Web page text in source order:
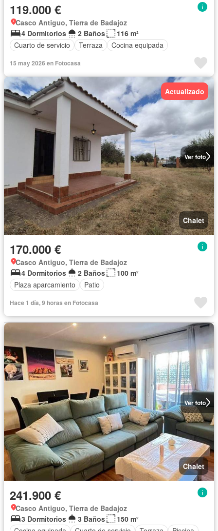
119.000 €
Casco Antiguo, Tierra de Badajoz
4 Dormitorios
2 Baños
116 m²
Cuarto de servicio
Terraza Cocina equipada
15 may 2026 en Fotocasa
Ver foto
Actualizado
Chalet
170.000 €
Casco Antiguo, Tierra de Badajoz
4 Dormitorios
2 Baños
100 m²
Plaza aparcamiento
Patio
Hace 1 día, 9 horas en Fotocasa
Ver foto
Chalet
241.900 €
Casco Antiguo, Tierra de Badajoz
3 Dormitorios
3 Baños
150 m²